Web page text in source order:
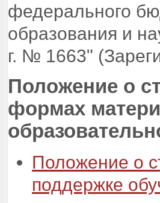
федерального
образования и
г. № 1663"
Положение о
формах
Положение о
поддержке